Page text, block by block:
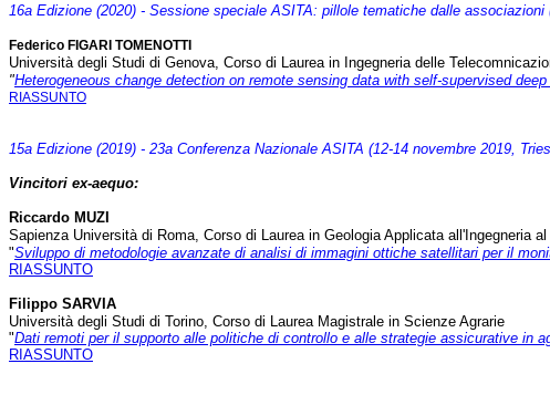
16a Edizione (2020) - Sessione speciale ASITA: pillole tematiche dalle associazioni
Federico FIGARI TOMENOTTI
Università degli Studi di Genova, Corso di Laurea in Ingegneria delle
"Heterogeneous change detection on remote sensing data with self-supervised
RIASSUNTO
15a Edizione (2019) - 23a Conferenza Nazionale ASITA (12-14 novembre 2019,
Vincitori ex-aequo:
Riccardo MUZI
Sapienza Università di Roma, Corso di Laurea in Geologia Applicata all'Ingegneria
"Sviluppo di metodologie avanzate di analisi di immagini ottiche satellitari per il
RIASSUNTO
Filippo SARVIA
Università degli Studi di Torino, Corso di Laurea Magistrale in Scienze Agrarie
"Dati remoti per il supporto alle politiche di controllo e alle strategie assicurative in
RIASSUNTO